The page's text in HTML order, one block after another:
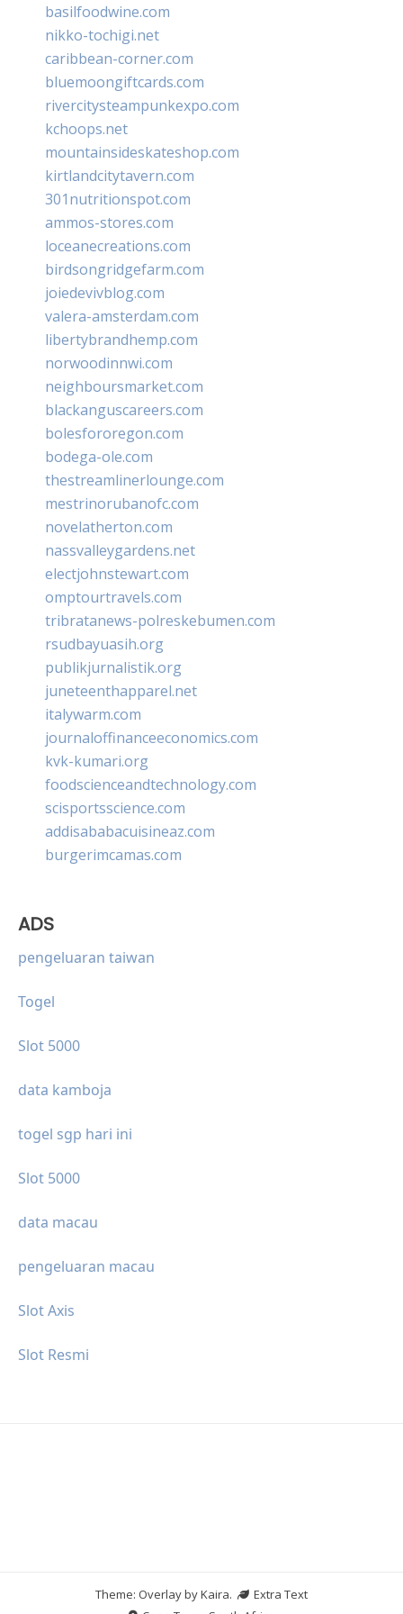
basilfoodwine.com
nikko-tochigi.net
caribbean-corner.com
bluemoongiftcards.com
rivercitysteampunkexpo.com
kchoops.net
mountainsideskateshop.com
kirtlandcitytavern.com
301nutritionspot.com
ammos-stores.com
loceanecreations.com
birdsongridgefarm.com
joiedevivblog.com
valera-amsterdam.com
libertybrandhemp.com
norwoodinnwi.com
neighboursmarket.com
blackanguscareers.com
bolesfororegon.com
bodega-ole.com
thestreamlinerlounge.com
mestrinorubanofc.com
novelatherton.com
nassvalleygardens.net
electjohnstewart.com
omptourtravels.com
tribratanews-polreskebumen.com
rsudbayuasih.org
publikjurnalistik.org
juneteenthapparel.net
italywarm.com
journaloffinanceeconomics.com
kvk-kumari.org
foodscienceandtechnology.com
scisportsscience.com
addisababacuisineaz.com
burgerimcamas.com
ADS
pengeluaran taiwan
Togel
Slot 5000
data kamboja
togel sgp hari ini
Slot 5000
data macau
pengeluaran macau
Slot Axis
Slot Resmi
Theme: Overlay byKaira.
Extra Text